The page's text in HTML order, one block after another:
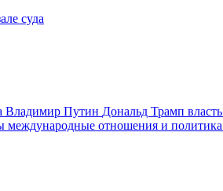
суда
Владимир Путин Дональд Трамп власть
международные отношения и политика